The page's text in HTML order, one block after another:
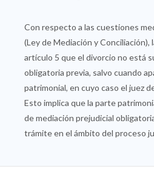
Con respecto a las cuestiones
(Ley de Mediación y Conciliación),
artículo 5 que el divorcio no está
obligatoria previa, salvo cuando
patrimonial, en cuyo caso el juez
Esto implica que la parte
de mediación prejudicial
trámite en el ámbito del proceso